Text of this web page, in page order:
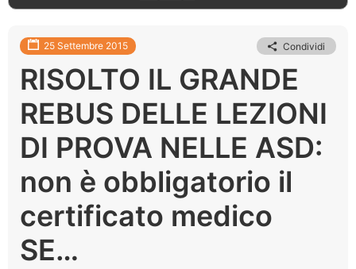
25 Settembre 2015 Condividi
RISOLTO IL GRANDE
REBUS DELLE LEZIONI
DI PROVA NELLE ASD:
non è obbligatorio il
certificato medico
SE…